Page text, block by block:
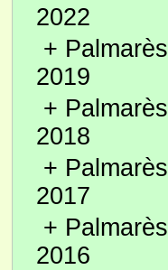
2022
+ Palmarès
2019
+ Palmarès
2018
+ Palmarès
2017
+ Palmarès
2016